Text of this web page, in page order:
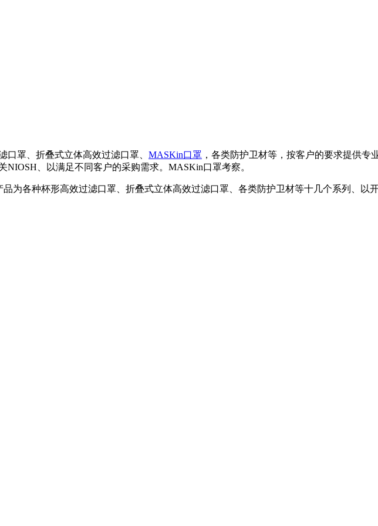
罩、折叠式立体高效过滤口罩、 MASKin口罩 ，各类防护卫材等，按客户的要求提供
、以满足不同客户的采购需求。MASKin口罩考察。
为各种杯形高效过滤口罩、折叠式立体高效过滤口罩、各类防护卫材等十几个系列、以